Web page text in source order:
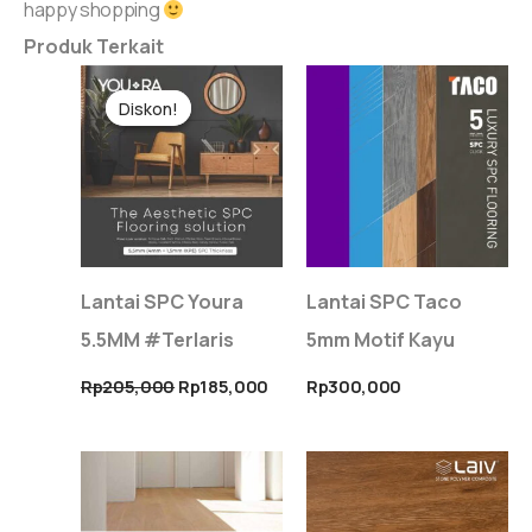
happy shopping
Produk Terkait
Diskon!
Diskon!
Lantai SPC Youra
5.5MM #Terlaris
Rp205,000
Harga
aslinya
adalah:
Rp205,000.
Rp185,000
ini
adalah:
Rp185,000.
Lantai SPC Taco
5mm Motif Kayu
Rp300,000